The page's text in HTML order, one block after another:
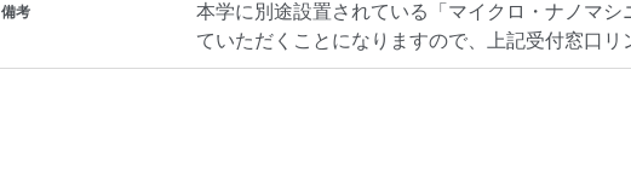
備考
本学に別途設置されている「マイクロ・ナノマ
ていただくことになりますので、上記受付窓口リ